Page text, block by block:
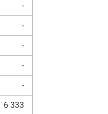
-
-
-
-
-
6 333